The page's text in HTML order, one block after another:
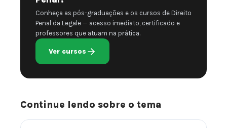
Conheça as pós-graduações e os cursos de Direito
Penal da Legale — acesso imediato, certificado e
professores que atuam na prática.
Ver cursos
Continue lendo sobre o tema